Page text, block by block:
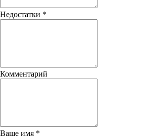
Недостатки *
Комментарий
Ваше имя *